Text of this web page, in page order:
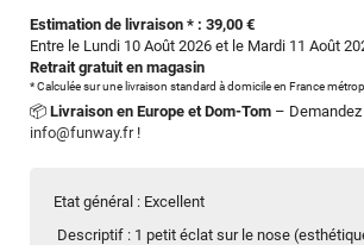
Etat général : Excellent
Descriptif : 1 petit éclat sur le nose
Estimation de livraison * : 39,00 €
Entre le Lundi 10 Août 2026 et le Mardi 11 Août
Retrait gratuit en magasin
* Calculée sur une livraison standard à domicile en France
📦 Livraison en Europe et Dom-Tom –
info@funway.fr!